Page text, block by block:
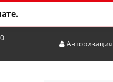
Авторизация